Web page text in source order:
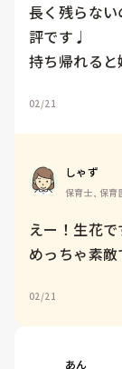
長く残らな
評です♩
持ち帰れる
02/21
しゃず
保育士, 保育
えー！生花で
めっちゃ素
02/21
あん